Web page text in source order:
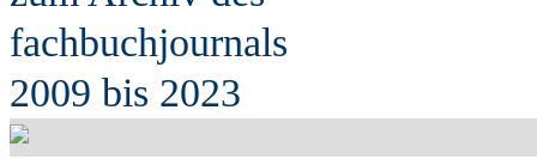
fachbuchjournals
2009 bis 2023